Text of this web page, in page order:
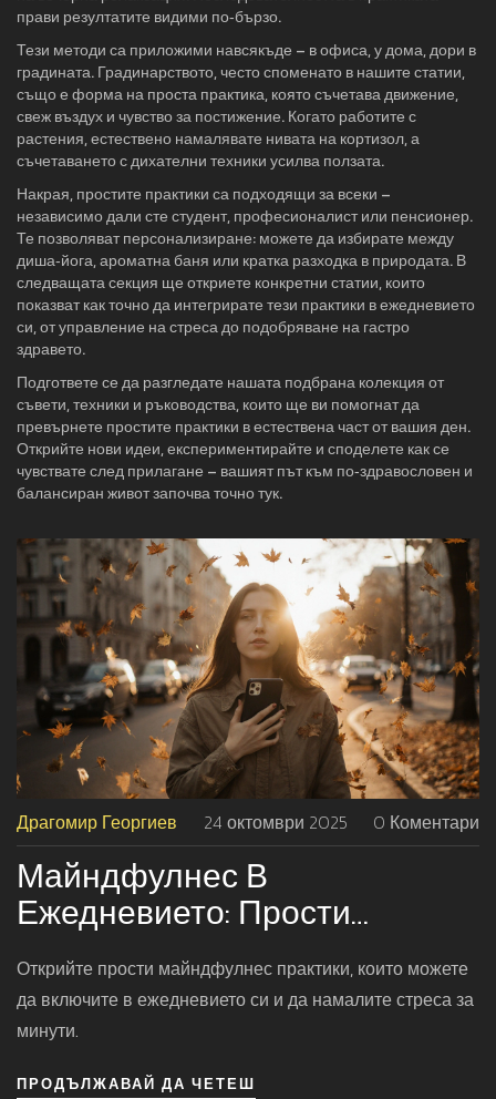
прави резултатите видими по‑бързо.
Тези методи са приложими навсякъде – в офиса, у дома, дори в
градината. Градинарството, често споменато в нашите статии,
също е форма на проста практика, която съчетава движение,
свеж въздух и чувство за постижение. Когато работите с
растения, естествено намалявате нивата на кортизол, а
съчетаването с дихателни техники усилва ползата.
Накрая, простите практики са подходящи за всеки –
независимо дали сте студент, професионалист или пенсионер.
Те позволяват персонализиране: можете да избирате между
диша‑йога, ароматна баня или кратка разходка в природата. В
следващата секция ще откриете конкретни статии, които
показват как точно да интегрирате тези практики в ежедневието
си, от управление на стреса до подобряване на гастро
здравето.
Подгответе се да разгледате нашата подбрана колекция от
съвети, техники и ръководства, които ще ви помогнат да
превърнете простите практики в естествена част от вашия ден.
Открийте нови идеи, експериментирайте и споделете как се
чувствате след прилагане – вашият път към по‑здравословен и
балансиран живот започва точно тук.
Драгомир Георгиев 24 октомври 2025 0 Коментари
Майндфулнес В
Ежедневието: Прости
Практики За Вътрешен Мир
Открийте прости майндфулнес практики, които можете
да включите в ежедневието си и да намалите стреса за
минути.
ПРОДЪЛЖАВАЙ ДА ЧЕТЕШ